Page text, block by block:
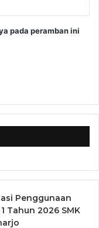
pada peramban ini
Penggunaan
Tahun 2026 SMK